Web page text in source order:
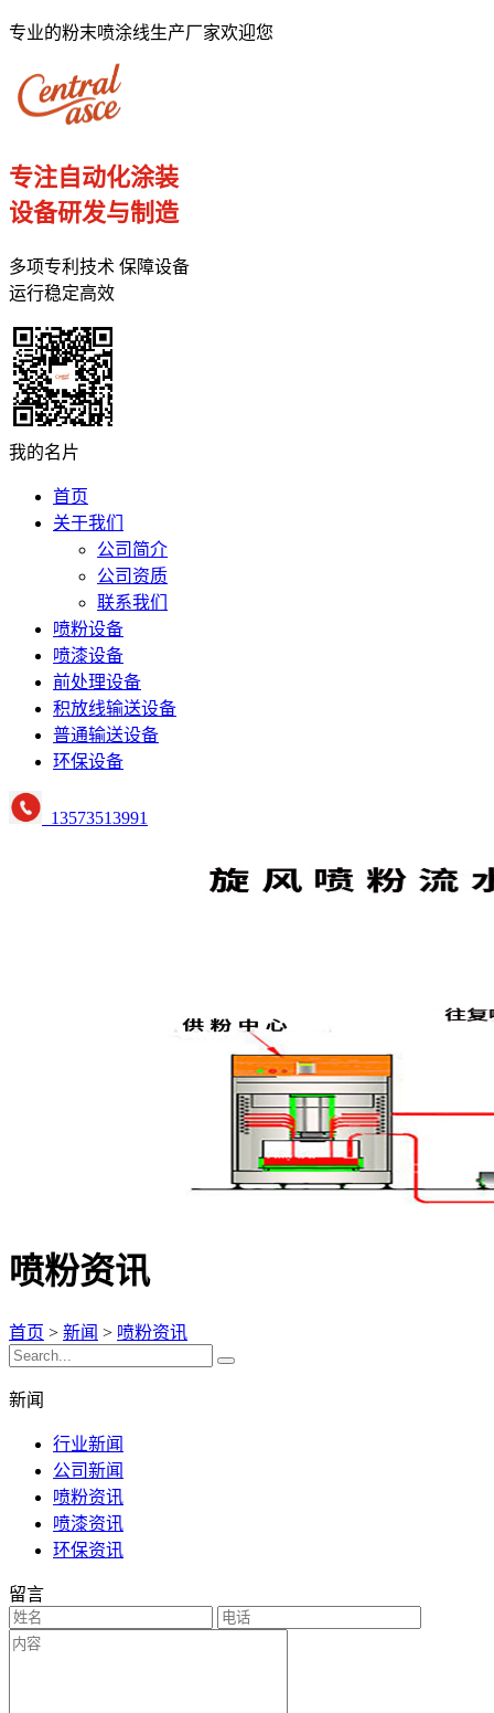
专业的粉末喷涂线生产厂家欢迎您
专注自动化涂装
设备研发与制造
多项专利技术 保障设备
运行稳定高效
我的名片
首页
关于我们
公司简介
公司资质
联系我们
喷粉设备
喷漆设备
前处理设备
积放线输送设备
普通输送设备
环保设备
13573513991
喷粉资讯
首页 > 新闻 > 喷粉资讯
新闻
行业新闻
公司新闻
喷粉资讯
喷漆资讯
环保资讯
留言